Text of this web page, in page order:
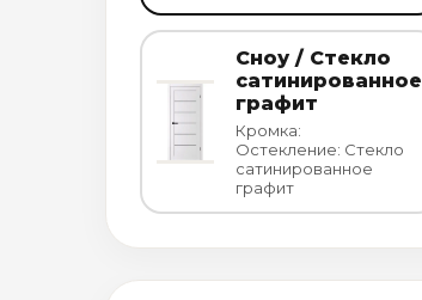
Сноу / Стекло
сатинированное
графит
Кромка:
Остекление: Стекло
сатинированное
графит